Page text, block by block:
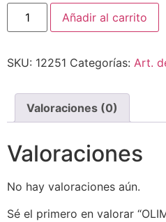
Añadir al carrito
SKU: 12251 Categorías: Art.
Valoraciones (0)
Valoraciones
No hay valoraciones aún.
Sé el primero en valorar